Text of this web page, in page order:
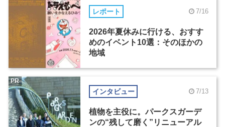
レポート 7/16
2026年夏休みに行ける、おすす
めのイベント10選：そのほかの
地域
インタビュー 7/13
植物を主役に。パークスガーデ
ンの“残して磨く”リニューアル
PR